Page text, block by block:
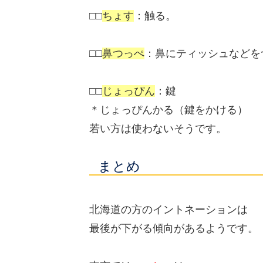
□□ちょす ：触る。
□□鼻つっぺ ：鼻にティッシュなど
□□ じょっぴん ：鍵
＊じょっぴんかる（鍵をかける）
若い方は使わないそうです。
まとめ
北海道の方のイントネーションは
最後が下がる傾向があるようです。